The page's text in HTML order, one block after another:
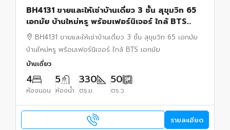
BH4131 ขายและให้เช่าบ้านเดี่ยว 3 ชั้น สุขุมวิท 65
เอกมัย บ้านใหม่หรู พร้อมเฟอร์นิเจอร์ ใกล้ BTS
เอกมัย
BH4131 ขายและให้เช่าบ้านเดี่ยว 3 ชั้น สุขุมวิท 65 เอกมัย
บ้านใหม่หรู พร้อมเฟอร์นิเจอร์ ใกล้ BTS เอกมัย
บ้านเดี่ยว
4
ห้องนอน
5
ห้องน้ำ
330
ตร.ม.
50
ตร.ว.
รายละเอียด